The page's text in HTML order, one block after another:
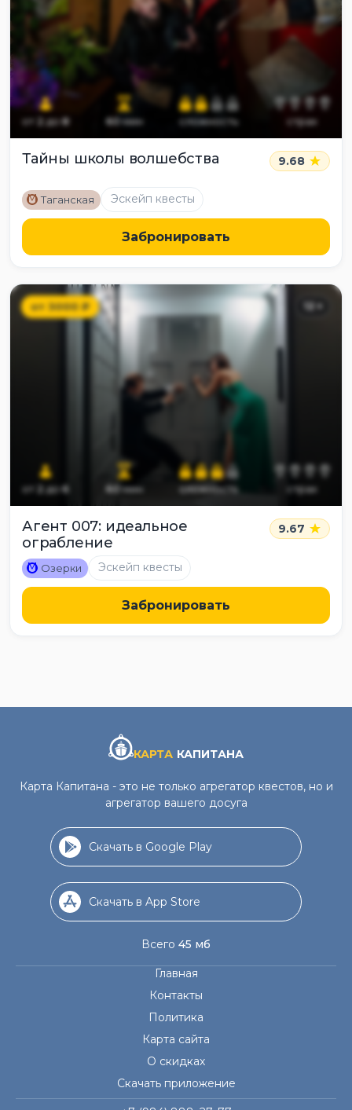
от 2до8 60мин сложность страх
Тайны школы волшебства 9.68
M Таганская Эскейп квесты
Забронировать
от 3000₽ 12 +
от 2до6 60мин сложность страх
Агент 007: идеальное
ограбление
9.67
M Озерки Эскейп квесты
Забронировать
КАРТА КАПИТАНА
Карта Капитана - это не только агрегатор квестов, но и
агрегатор вашего досуга
Скачать в Google Play
Скачать в App Store
Всего 45 мб
Главная
Контакты
Политика
Карта сайта
О скидках
Скачать приложение